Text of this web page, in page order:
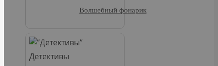
Детективы
Волшебный фонарик